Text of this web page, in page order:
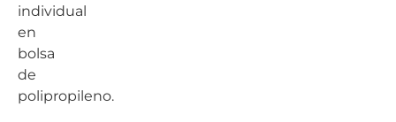
individual
en
bolsa
de
polipropileno.